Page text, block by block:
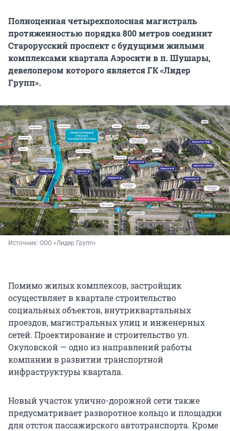
Полноценная четырехполосная магистраль
протяженностью порядка 800 метров соединит
Старорусский проспект с будущими жилыми
комплексами квартала Аэросити в п. Шушары,
девелопером которого является ГК «Лидер
Групп».
Источник: ООО «Лидер Групп»
Помимо жилых комплексов, застройщик
осуществляет в квартале строительство
социальных объектов, внутриквартальных
проездов, магистральных улиц и инженерных
сетей. Проектирование и строительство ул.
Окуловской — одно из направлений работы
компании в развитии транспортной
инфраструктуры квартала.
Новый участок улично-дорожной сети также
предусматривает разворотное кольцо и площадки
для отстоя пассажирского автотранспорта. Кроме